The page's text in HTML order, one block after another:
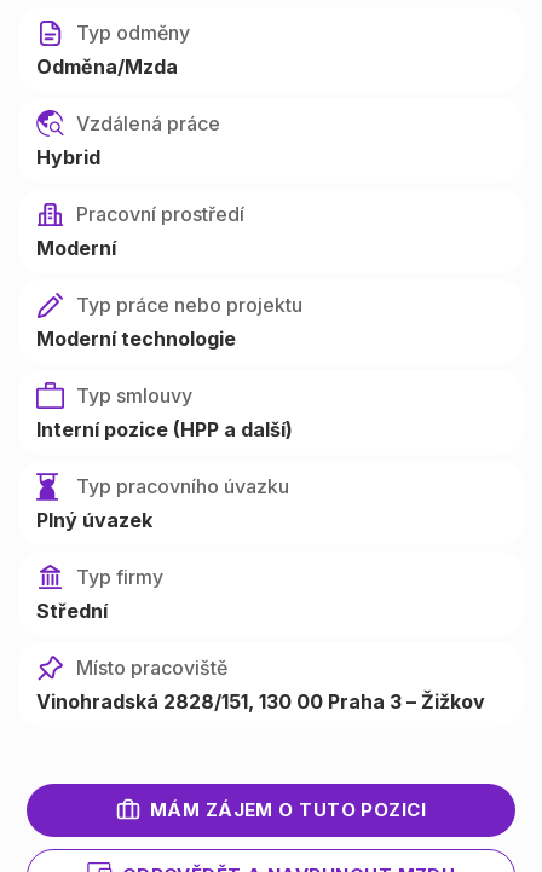
Typ odměny
Odměna/Mzda
Vzdálená práce
Hybrid
Pracovní prostředí
Moderní
Typ práce nebo projektu
Moderní technologie
Typ smlouvy
Interní pozice (HPP a další)
Typ pracovního úvazku
Plný úvazek
Typ firmy
Střední
Místo pracoviště
Vinohradská 2828/151, 130 00 Praha 3 – Žižkov
MÁM ZÁJEM O TUTO POZICI